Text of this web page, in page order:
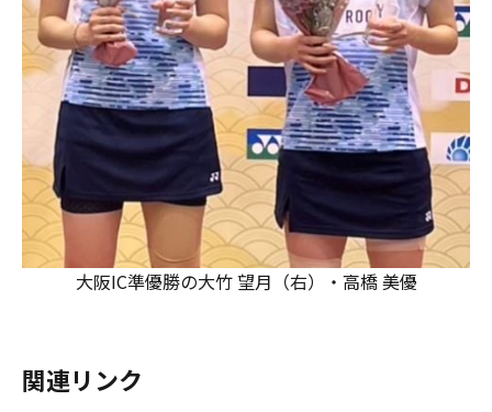
大阪IC準優勝の大竹 望月（右）・高橋 美優
関連リンク